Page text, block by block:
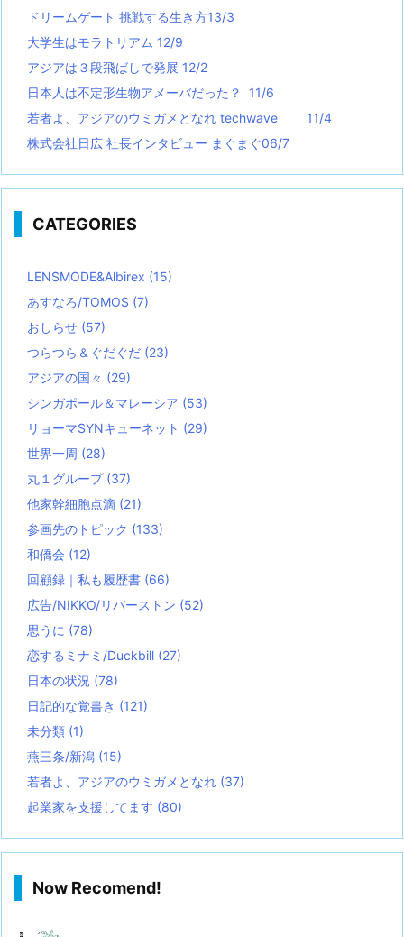
ドリームゲート 挑戦する生き方13/3
大学生はモラトリアム 12/9
アジアは３段飛ばしで発展 12/2
日本人は不定形生物アメーバだった？ 11/6
若者よ、アジアのウミガメとなれ techwave
11/4
株式会社日広 社長インタビュー まぐまぐ06/7
CATEGORIES
LENSMODE&Albirex (15)
あすなろ/TOMOS (7)
おしらせ (57)
つらつら＆ぐだぐだ (23)
アジアの国々 (29)
シンガポール＆マレーシア (53)
リョーマSYNキューネット (29)
世界一周 (28)
丸１グループ (37)
他家幹細胞点滴 (21)
参画先のトピック (133)
和僑会 (12)
回顧録｜私も履歴書 (66)
広告/NIKKO/リバーストン (52)
思うに (78)
恋するミナミ/Duckbill (27)
日本の状況 (78)
日記的な覚書き (121)
未分類 (1)
燕三条/新潟 (15)
若者よ、アジアのウミガメとなれ (37)
起業家を支援してます (80)
Now Recomend!